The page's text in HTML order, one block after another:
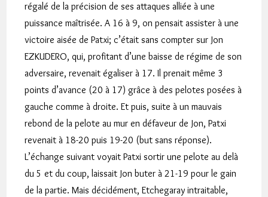
régalé de la précision de ses attaques alliée à une
puissance maîtrisée. A 16 à 9, on pensait assister à une
victoire aisée de Patxi; c’était sans compter sur Jon
EZKUDERO, qui, profitant d’une baisse de régime de son
adversaire, revenait égaliser à 17. Il prenait même 3
points d’avance (20 à 17) grâce à des pelotes posées à
gauche comme à droite. Et puis, suite à un mauvais
rebond de la pelote au mur en défaveur de Jon, Patxi
revenait à 18-20 puis 19-20 (but sans réponse).
L’échange suivant voyait Patxi sortir une pelote au delà
du 5 et du coup, laissait Jon buter à 21-19 pour le gain
de la partie. Mais décidément, Etchegaray intraitable,